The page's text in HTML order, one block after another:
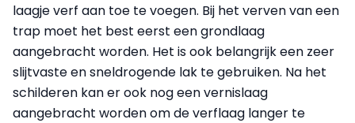
laagje verf aan toe te voegen. Bij het verven van een
trap moet het best eerst een grondlaag
aangebracht worden. Het is ook belangrijk een zeer
slijtvaste en sneldrogende lak te gebruiken. Na het
schilderen kan er ook nog een vernislaag
aangebracht worden om de verflaag langer te